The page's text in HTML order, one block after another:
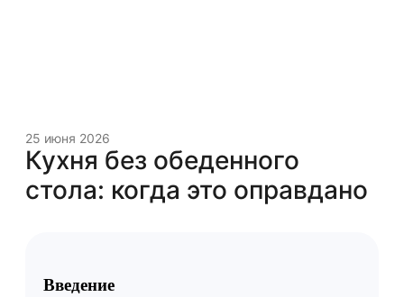
25 июня 2026
Кухня без обеденного
стола: когда это оправдано
Введение